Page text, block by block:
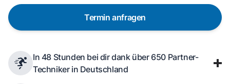
Termin anfragen
In 48 Stunden bei dir dank über 650 Partner-
Techniker in Deutschland